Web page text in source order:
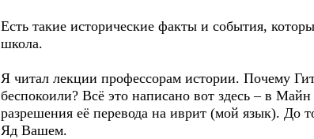
Есть такие исторические факты и события,
школа.
Я читал лекции профессорам истории. Почему
беспокоили? Всё это написано вот здесь – в
разрешения её перевода на иврит (мой язык). До
Яд Вашем.